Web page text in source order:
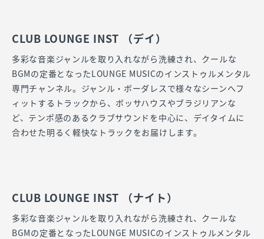
CLUB LOUNGE INST （デイ）
多彩な音楽ジャンルを取り入れながら洗練され、クールな
BGMの定番となったLOUNGE MUSICのインストゥルメンタル
専門チャンネル。ジャンル・ボーダレスで様々なシーンへフ
ィットするトラックから、ボッサハウスやブラジリアンな
ど、テンポ感のあるクラブサウンドを中心に、デイタイムに
合わせた明るく軽快なトラックをお届けします。
CLUB LOUNGE INST （ナイト）
多彩な音楽ジャンルを取り入れながら洗練され、クールな
BGMの定番となったLOUNGE MUSICのインストゥルメンタル